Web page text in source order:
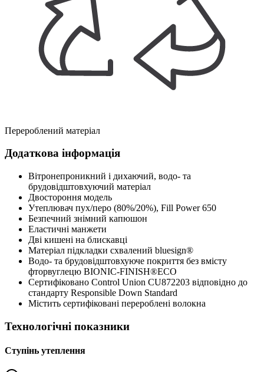
Перероблений матеріал
Додаткова інформація
Вітронепроникний і дихаючий, водо- та
брудовідштовхуючий матеріал
Двостороння модель
Утеплювач пух/перо (80%/20%), Fill Power 650
Безпечний знімний капюшон
Еластичні манжети
Дві кишені на блискавці
Матеріал підкладки схвалений bluesign®
Водо- та брудовідштовхуюче покриття без вмісту
фторвуглецю BIONIC-FINISH®ECO
Сертифіковано Control Union CU872203 відповідно до
стандарту Responsible Down Standard
Містить сертифіковані перероблені волокна
Технологічні показники
Ступінь утеплення